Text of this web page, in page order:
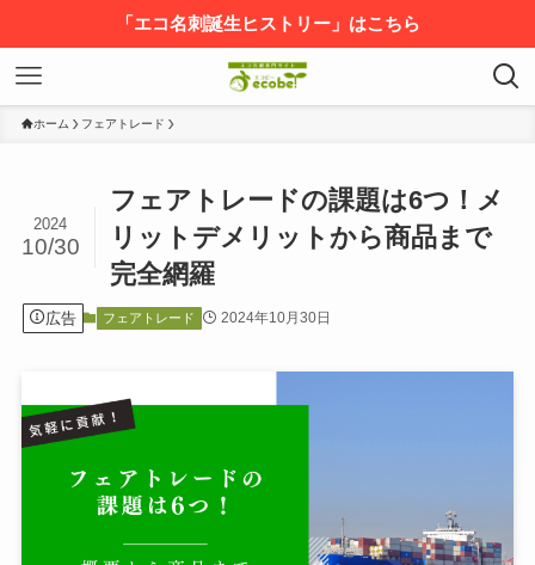
「エコ名刺誕生ヒストリー」はこちら
ホーム フェアトレード
フェアトレードの課題は6つ！メ
リットデメリットから商品まで
完全網羅
2024
10/30
広告 フェアトレード 2024年10月30日